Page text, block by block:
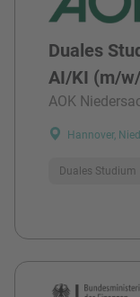
Duales
AI/KI (m/
AOK
Hannover,
Duales Studium